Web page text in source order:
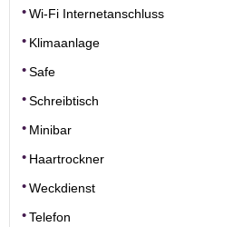
Wi-Fi Internetanschluss
Klimaanlage
Safe
Schreibtisch
Minibar
Haartrockner
Weckdienst
Telefon